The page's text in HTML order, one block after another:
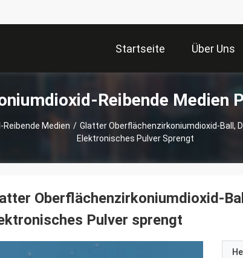
Startseite Über Uns
Reibende Medien
Medien / Glatter Oberflächenzirkoniumdioxid-Ball,
Elektronisches Pulver Sprengt
Oberflächenzirkoniumdioxid-
Pulver sprengt